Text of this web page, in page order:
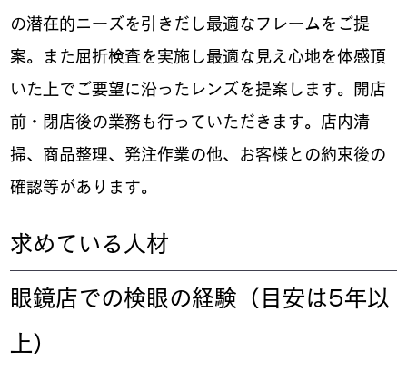
の潜在的ニーズを引きだし最適なフレームをご提
案。また屈折検査を実施し最適な見え心地を体感頂
いた上でご要望に沿ったレンズを提案します。開店
前・閉店後の業務も行っていただきます。店内清
掃、商品整理、発注作業の他、お客様との約束後の
確認等があります。
​求めている人材
眼鏡店での検眼の経験（目安は5年以
上）